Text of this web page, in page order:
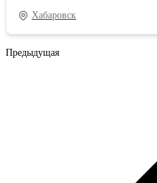
видеонаблюдения.
Хабаровск
Предыдущая